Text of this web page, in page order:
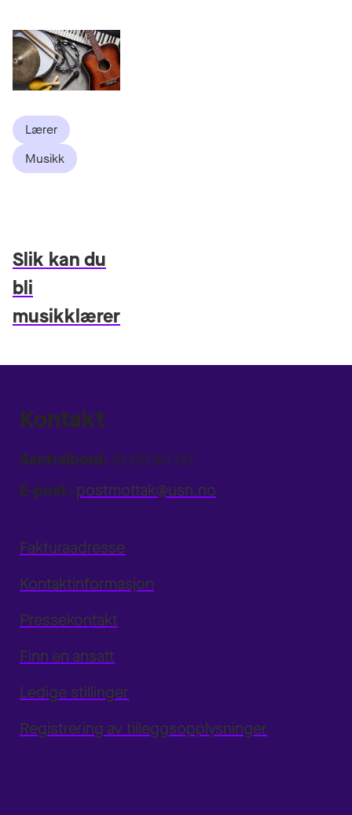
Lærer
Musikk
Slik kan du
bli
musikklærer
Kontakt
Sentralbord: 31 00 80 00
E-post: postmottak@usn.no
Fakturaadresse
Kontaktinformasjon
Pressekontakt
Finn en ansatt
Ledige stillinger
Registrering av tilleggsopplysninger